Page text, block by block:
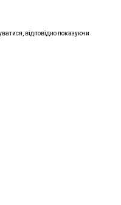
відповідно показуючи